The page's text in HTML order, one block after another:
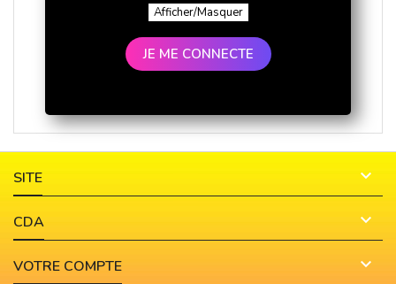
Afficher/Masquer
JE ME CONNECTE
SITE 
CDA 
VOTRE COMPTE 